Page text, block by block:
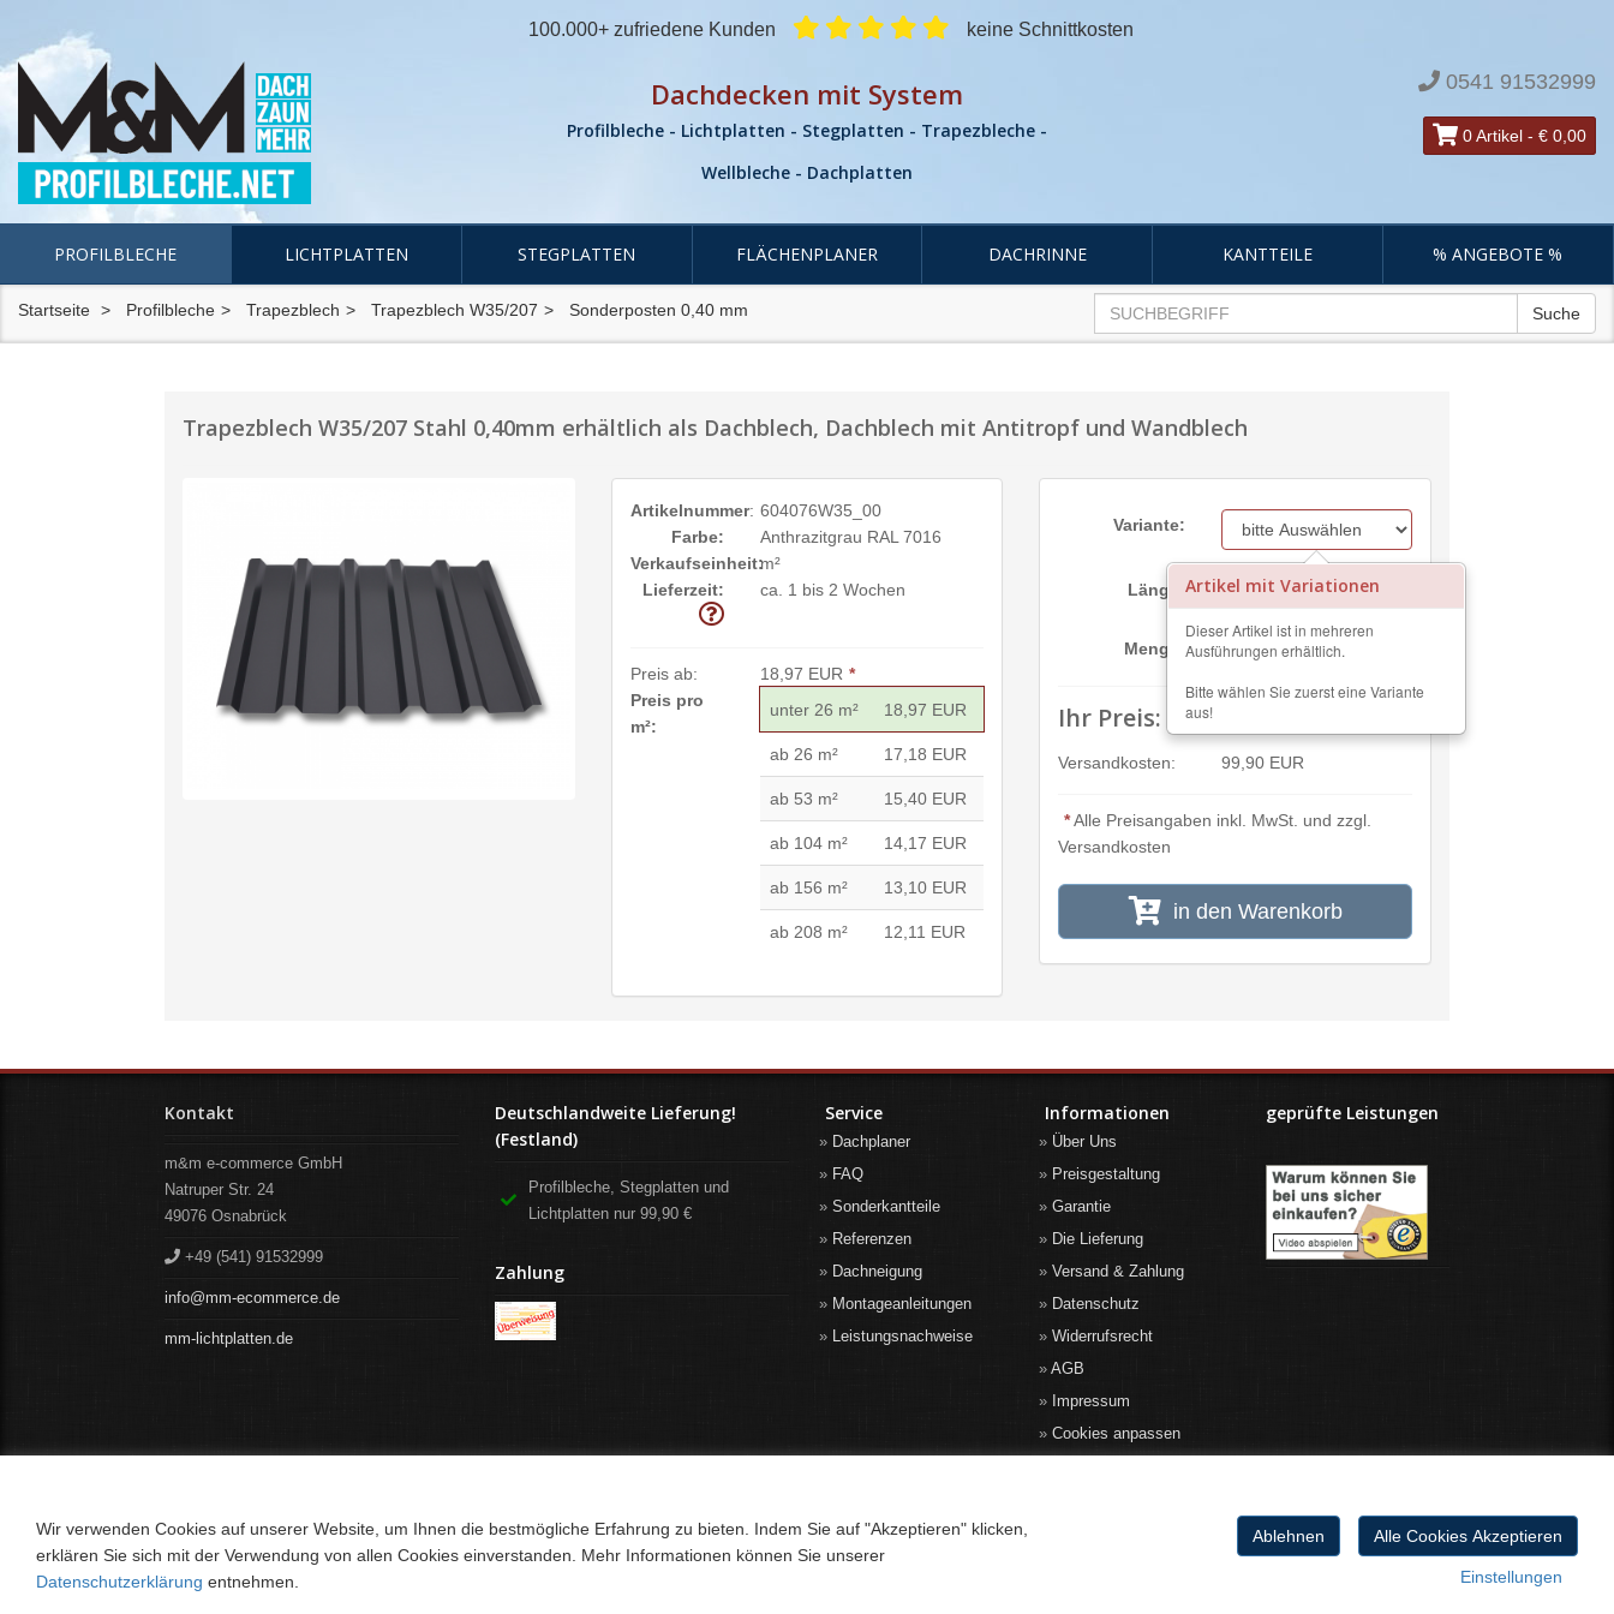
100.000+ zufriedene Kunden keine Schnittkosten
Dachdecken mit System
Profilbleche - Lichtplatten - Stegplatten - Trapezbleche -
Wellbleche - Dachplatten
0541 91532999
0 Artikel - € 0,00
PROFILBLECHE LICHTPLATTEN STEGPLATTEN FLÄCHENPLANER DACHRINNE KANTTEILE % ANGEBOTE %
Startseite Profilbleche Trapezblech Trapezblech W35/207 Sonderposten 0,40 mm Suche
Trapezblech W35/207 Stahl 0,40mm erhältlich als Dachblech, Dachblech mit Antitropf und Wandblech
Artikelnummer: 604076W35_00
Farbe:
Anthrazitgrau RAL 7016
Verkaufseinheit:m²
Lieferzeit:
ca. 1 bis 2 Wochen
Preis ab: 18,97 EUR *
Preis pro
m²:
unter 26 m² 18,97 EUR
ab 26 m² 17,18 EUR
ab 53 m² 15,40 EUR
ab 104 m² 14,17 EUR
ab 156 m² 13,10 EUR
ab 208 m² 12,11 EUR
Variante:
Artikel mit Variationen
Dieser Artikel ist in mehreren
Ausführungen erhältlich.
Bitte wählen Sie zuerst eine Variante
aus!
Länge: cm
Menge: m²
Ihr Preis:
Versandkosten: 99,90 EUR
*Alle Preisangaben inkl. MwSt. und zzgl.
Versandkosten
in den Warenkorb
Kontakt
m&m e-commerce GmbH
Natruper Str. 24
49076 Osnabrück
+49 (541) 91532999
info@mm-ecommerce.de
mm-lichtplatten.de
Deutschlandweite Lieferung!
(Festland)
Profilbleche, Stegplatten und
Lichtplatten nur 99,90 €
Zahlung
Service
Dachplaner
FAQ
Sonderkantteile
Referenzen
Dachneigung
Montageanleitungen
Leistungsnachweise
Informationen
Über Uns
Preisgestaltung
Garantie
Die Lieferung
Versand & Zahlung
Datenschutz
Widerrufsrecht
AGB
Impressum
Cookies anpassen
geprüfte Leistungen
Wir verwenden Cookies auf unserer Website, um Ihnen die bestmögliche Erfahrung zu bieten. Indem Sie auf "Akzeptieren" klicken,
erklären Sie sich mit der Verwendung von allen Cookies einverstanden. Mehr Informationen können Sie unserer
Datenschutzerklärung entnehmen.
Alle Cookies Akzeptieren
Ablehnen
Einstellungen